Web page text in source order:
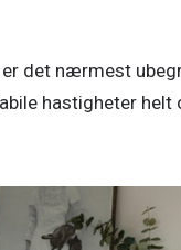
det nærmest
hastigheter helt